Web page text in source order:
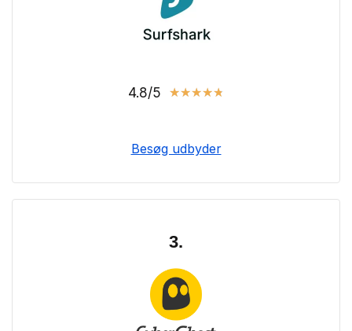
4.8/5 ★★★★★
Besøg udbyder
3.